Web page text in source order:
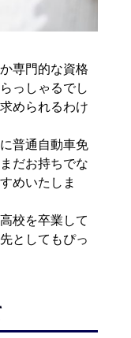
専門的な資格
っしゃるでし
められるわけ
普通自動車免
だお持ちでな
めいたしま
校を卒業して
としてもぴっ